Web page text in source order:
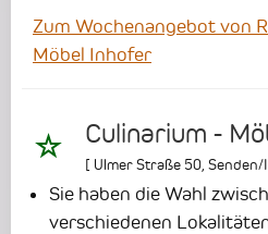
Zum Wochenangebot von
Möbel Inhofer
Culinarium -
[ Ulmer Straße 50 Senden/
Sie haben die Wahl
verschiedenen